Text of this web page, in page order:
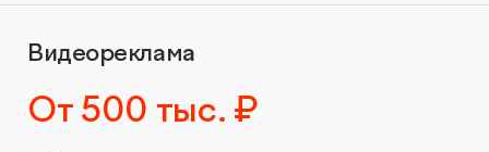
Видеореклама
От 500 тыс. ₽